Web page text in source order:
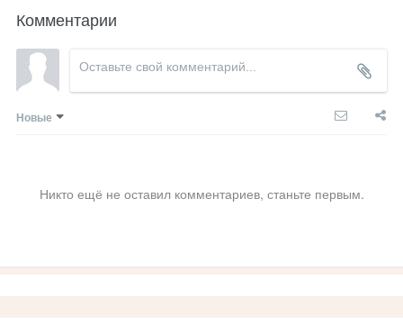
Комментарии
Новые
Никто ещё не оставил комментариев, станьте первым.